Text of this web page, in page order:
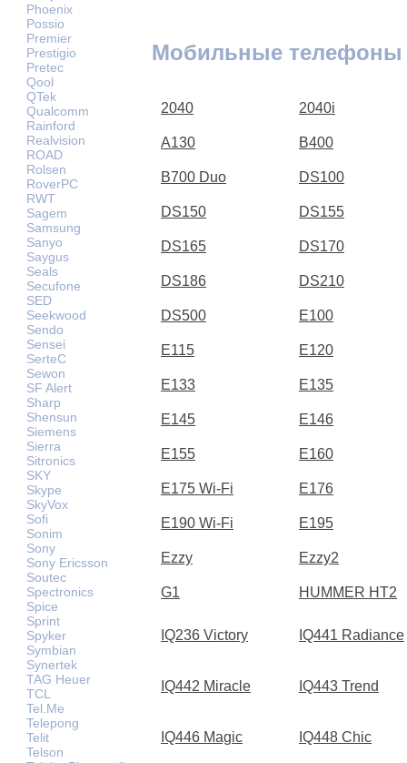
Phoenix
Possio
Premier
Prestigio
Pretec
Qool
QTek
Qualcomm
Rainford
Realvision
ROAD
Rolsen
RoverPC
RWT
Sagem
Samsung
Sanyo
Saygus
Seals
Secufone
SED
Seekwood
Sendo
Sensei
SerteC
Sewon
SF Alert
Sharp
Shensun
Siemens
Sierra
Sitronics
SKY
Skype
SkyVox
Sofi
Sonim
Sony
Sony Ericsson
Soutec
Spectronics
Spice
Sprint
Spyker
Symbian
Synertek
TAG Heuer
TCL
Tel.Me
Telepong
Telit
Telson
Мобильные телефоны
2040 2040i
A130 B400
B700 Duo DS100
DS150 DS155
DS165 DS170
DS186 DS210
DS500 E100
E115 E120
E133 E135
E145 E146
E155 E160
E175 Wi-Fi E176
E190 Wi-Fi E195
Ezzy Ezzy2
G1 HUMMER HT2
IQ236 Victory IQ441 Radiance
IQ442 Miracle IQ443 Trend
IQ446 Magic IQ448 Chic